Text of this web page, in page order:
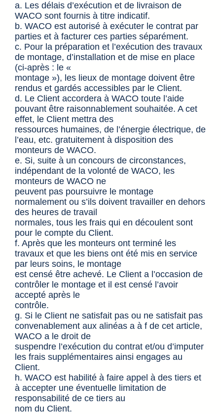
a. Les délais d’exécution et de livraison de
WACO sont fournis à titre indicatif.
b. WACO est autorisé à exécuter le contrat par
parties et à facturer ces parties séparément.
c. Pour la préparation et l’exécution des travaux
de montage, d’installation et de mise en place
(ci-après : le «
montage »), les lieux de montage doivent être
rendus et gardés accessibles par le Client.
d. Le Client accordera à WACO toute l’aide
pouvant être raisonnablement souhaitée. A cet
effet, le Client mettra des
ressources humaines, de l’énergie électrique, de
l’eau, etc. gratuitement à disposition des
monteurs de WACO.
e. Si, suite à un concours de circonstances,
indépendant de la volonté de WACO, les
monteurs de WACO ne
peuvent pas poursuivre le montage
normalement ou s’ils doivent travailler en dehors
des heures de travail
normales, tous les frais qui en découlent sont
pour le compte du Client.
f. Après que les monteurs ont terminé les
travaux et que les biens ont été mis en service
par leurs soins, le montage
est censé être achevé. Le Client a l’occasion de
contrôler le montage et il est censé l’avoir
accepté après le
contrôle.
g. Si le Client ne satisfait pas ou ne satisfait pas
convenablement aux alinéas a à f de cet article,
WACO a le droit de
suspendre l’exécution du contrat et/ou d’imputer
les frais supplémentaires ainsi engages au
Client.
h. WACO est habilité à faire appel à des tiers et
à accepter une éventuelle limitation de
responsabilité de ce tiers au
nom du Client.